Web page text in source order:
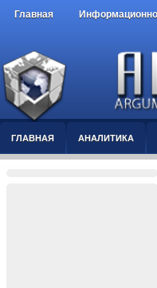
Главная
ГЛАВНАЯ АНАЛИТИКА